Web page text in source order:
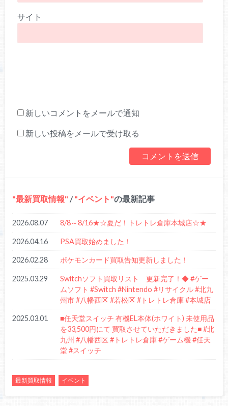
サイト
新しいコメントをメールで通知
新しい投稿をメールで受け取る
最新買取情報 / イベント の最新記事
2026.08.07 8/8～8/16★☆夏だ！トレトレ倉庫本城店☆★
2026.04.16 PSA買取始めました！
2026.02.28 ポケモンカード買取告知更新しました！
2025.03.29
Switchソフト買取リスト 更新完了！◆ #ゲー
ムソフト #Switch #Nintendo #リサイクル #北九
州市 #八幡西区 #若松区 #トレトレ倉庫 #本城店
2025.03.01
■任天堂スイッチ 有機EL本体(ホワイト) 未使用品
を33,500円にて 買取させていただきました■ #北
九州 #八幡西区 #トレトレ倉庫 #ゲーム機 #任天
堂 #スイッチ
最新買取情報 イベント